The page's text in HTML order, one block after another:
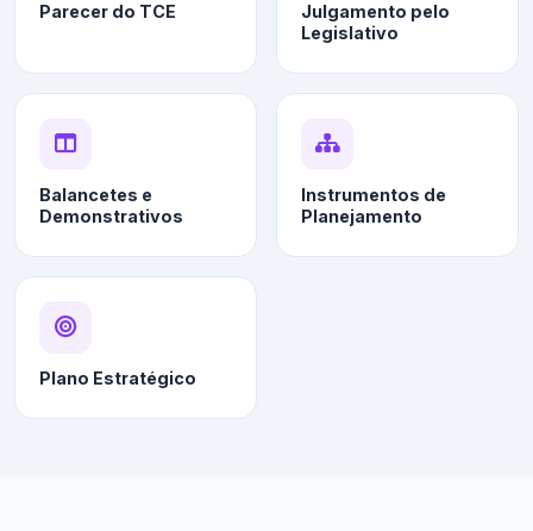
Parecer do TCE
Julgamento pelo
Legislativo
Balancetes e
Demonstrativos
Instrumentos de
Planejamento
Plano Estratégico